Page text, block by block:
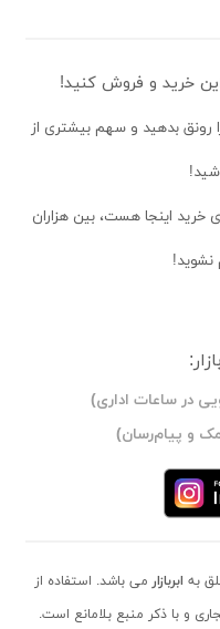
خرید و فروش کنید!
رونق بدهید و سهم بیشتری از
خرید اینجا هست، بین هزاران
نشوید!
در ساعات اداری)
و پیام‌رسان)
به ابربازار می باشد. استفاده از
و با ذکر منبع بلامانع است.